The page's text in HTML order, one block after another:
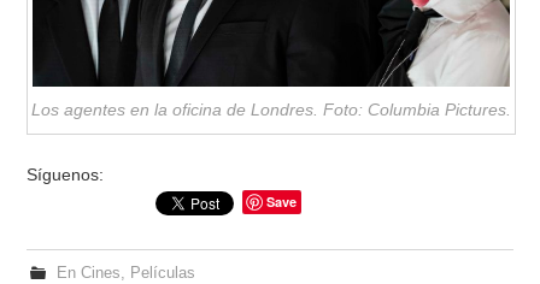
Los agentes en la oficina de Londres. Foto: Columbia Pictures.
Síguenos:
Save
En Cines, Películas